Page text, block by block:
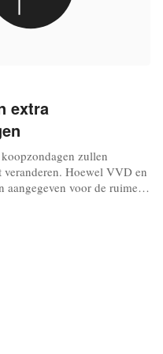
extra
zullen
Hoewel VVD en
aangegeven voor de ruimere
te zijn en de
‘Shoppen is ook